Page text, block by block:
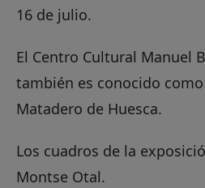
16 de julio.
El Centro Cultural Manuel
también es conocido
Matadero de Huesca.
Los cuadros de la
Montse Otal.